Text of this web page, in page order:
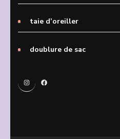
taie d’oreiller
doublure de sac
InstagramFacebook